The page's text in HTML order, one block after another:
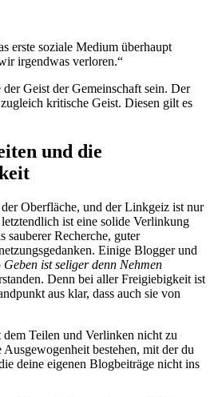
erste soziale Medium überhaupt
irgendwas verloren.“
Geist der Gemeinschaft sein. Der
kritische Geist. Diesen gilt es
und die
Oberfläche, und der Linkgeiz ist nur
ist eine solide Verlinkung
sauberer Recherche, guter
Einige Blogger und
Geben ist seliger denn Nehmen
Denn bei aller Freigiebigkeit ist
aus klar, dass auch sie von
Teilen und Verlinken nicht zu
bestehen, mit der du
deine eigenen Blogbeiträge nicht ins